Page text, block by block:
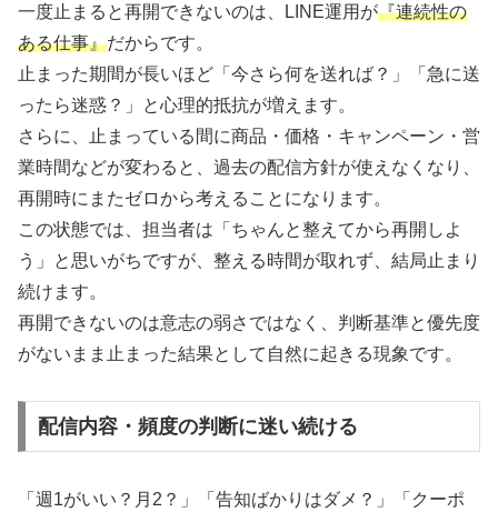
一度止まると再開できないのは、LINE運用が『連続性の
ある仕事』だからです。
止まった期間が長いほど「今さら何を送れば？」「急に送
ったら迷惑？」と心理的抵抗が増えます。
さらに、止まっている間に商品・価格・キャンペーン・営
業時間などが変わると、過去の配信方針が使えなくなり、
再開時にまたゼロから考えることになります。
この状態では、担当者は「ちゃんと整えてから再開しよ
う」と思いがちですが、整える時間が取れず、結局止まり
続けます。
再開できないのは意志の弱さではなく、判断基準と優先度
がないまま止まった結果として自然に起きる現象です。
配信内容・頻度の判断に迷い続ける
「週1がいい？月2？」「告知ばかりはダメ？」「クーポ